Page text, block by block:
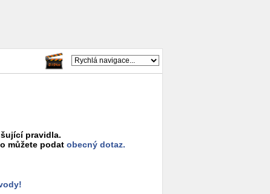
pravidla.
můžete podat obecný dotaz.